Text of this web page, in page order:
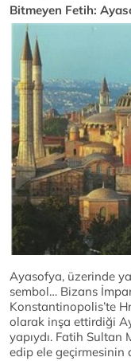
Bitmeyen Fetih:
Ayasofya, üzerinde
sembol… Bizans
Konstantinopolis’te
olarak inşa ettirdiği
yapıydı. Fatih Sultan
edip ele geçirmesinin